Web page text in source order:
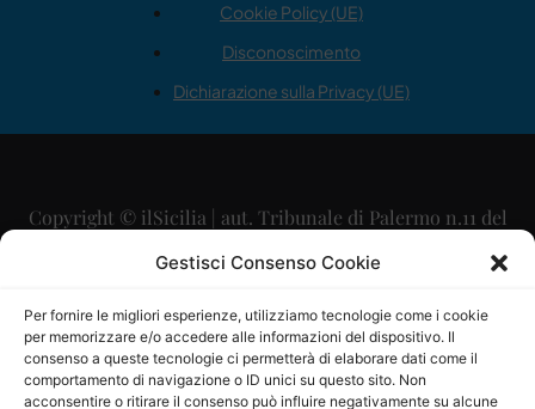
Gestisci Consenso Cookie
Per fornire le migliori esperienze, utilizziamo tecnologie come i cookie
per memorizzare e/o accedere alle informazioni del dispositivo. Il
consenso a queste tecnologie ci permetterà di elaborare dati come il
comportamento di navigazione o ID unici su questo sito. Non
acconsentire o ritirare il consenso può influire negativamente su alcune
Cookie Policy (UE)
Disconoscimento
Dichiarazione sulla Privacy (UE)
Copyright © ilSicilia | aut. Tribunale di Palermo n.11 del
29/09/2015
Direttore Editoriale: Maurizio Scaglione